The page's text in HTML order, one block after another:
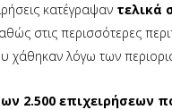
κατέγραψαν τελικά
στις περισσότερες
χάθηκαν λόγω των
2.500 επιχειρήσεων